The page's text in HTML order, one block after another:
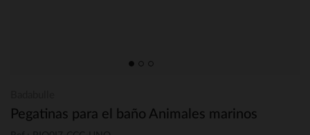
Pegatinas para el baño Animales marinos